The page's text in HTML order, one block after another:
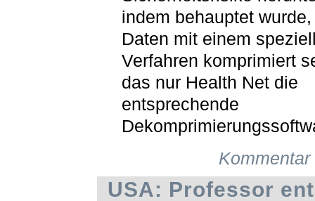
indem behauptet
Daten mit einem
Verfahren komprimiert
das nur Health Net die
entsprechende
USA: Professor